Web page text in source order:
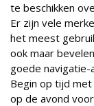
te beschikken
Er zijn vele
het meest
ook maar
goede
Begin op tijd
op de avond